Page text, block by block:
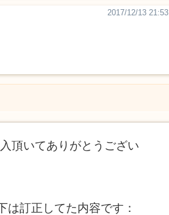
2017/12/13 21:53
頂いてありがとうござい
訂正してた内容です：